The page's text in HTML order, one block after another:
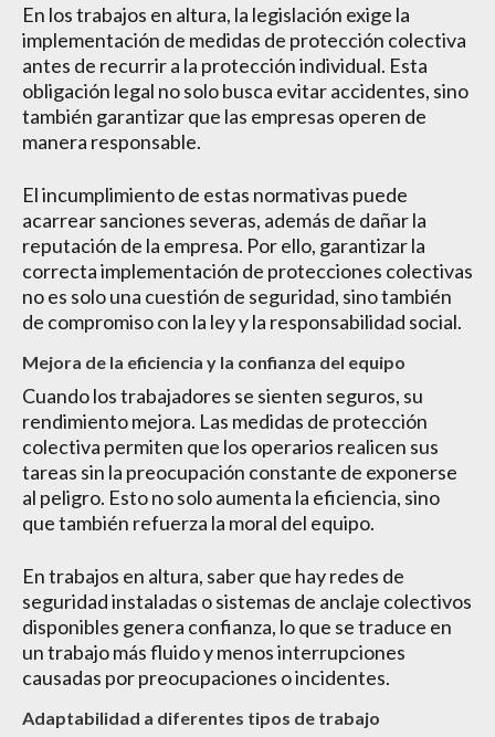
En los trabajos en altura, la legislación exige la
implementación de medidas de protección colectiva
antes de recurrir a la protección individual. Esta
obligación legal no solo busca evitar accidentes, sino
también garantizar que las empresas operen de
manera responsable.
El incumplimiento de estas normativas puede
acarrear sanciones severas, además de dañar la
reputación de la empresa. Por ello, garantizar la
correcta implementación de protecciones colectivas
no es solo una cuestión de seguridad, sino también
de compromiso con la ley y la responsabilidad social.
Mejora de la eficiencia y la confianza del equipo
Cuando los trabajadores se sienten seguros, su
rendimiento mejora. Las medidas de protección
colectiva permiten que los operarios realicen sus
tareas sin la preocupación constante de exponerse
al peligro. Esto no solo aumenta la eficiencia, sino
que también refuerza la moral del equipo.
En trabajos en altura, saber que hay redes de
seguridad instaladas o sistemas de anclaje colectivos
disponibles genera confianza, lo que se traduce en
un trabajo más fluido y menos interrupciones
causadas por preocupaciones o incidentes.
Adaptabilidad a diferentes tipos de trabajo